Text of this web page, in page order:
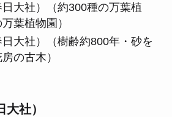
大社）（約300種の万葉植
葉植物園）
大社）（樹齢約800年・砂を
の古木）
社）